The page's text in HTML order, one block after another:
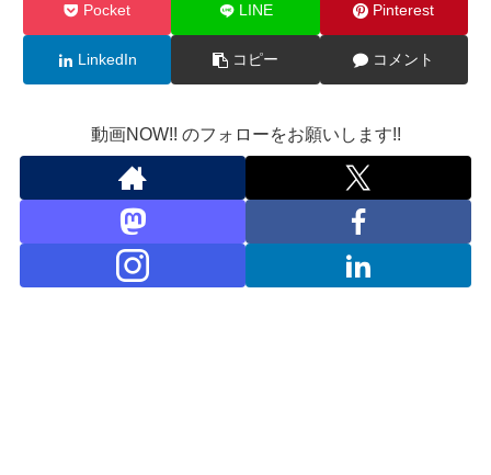
Pocket LINE Pinterest
LinkedIn コピー コメント
動画NOW!! のフォローをお願いします!!